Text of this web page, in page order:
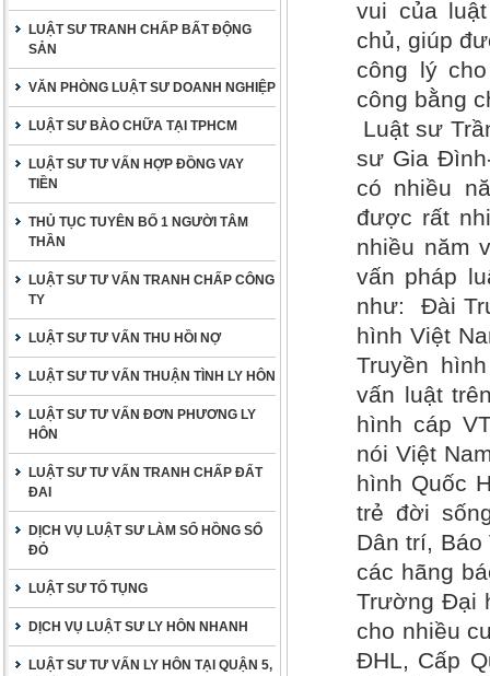
LUẬT SƯ TRANH CHẤP BẤT ĐỘNG
SẢN
VĂN PHÒNG LUẬT SƯ DOANH NGHIỆP
LUẬT SƯ BÀO CHỮA TẠI TPHCM
LUẬT SƯ TƯ VẤN HỢP ĐỒNG VAY
TIỀN
THỦ TỤC TUYÊN BỐ 1 NGƯỜI TÂM
THẦN
LUẬT SƯ TƯ VẤN TRANH CHẤP CÔNG
TY
LUẬT SƯ TƯ VẤN THU HỒI NỢ
LUẬT SƯ TƯ VẤN THUẬN TÌNH LY HÔN
LUẬT SƯ TƯ VẤN ĐƠN PHƯƠNG LY
HÔN
LUẬT SƯ TƯ VẤN TRANH CHẤP ĐẤT
ĐAI
DỊCH VỤ LUẬT SƯ LÀM SỔ HỒNG SỔ
ĐỎ
LUẬT SƯ TỐ TỤNG
DỊCH VỤ LUẬT SƯ LY HÔN NHANH
LUẬT SƯ TƯ VẤN LY HÔN TẠI QUẬN 5,
vui của
chủ, giúp
công lý
công bằng
Luật sư
sư Gia
có nhiều
được rất
nhiều năm
vấn pháp
như: Đài
hình Việt
Truyền
vấn luật
hình cáp
nói Việt
hình Quốc
trẻ đời
Dân trí,
các hãng
Trường Đại
cho nhiều
ĐHL, Cấp